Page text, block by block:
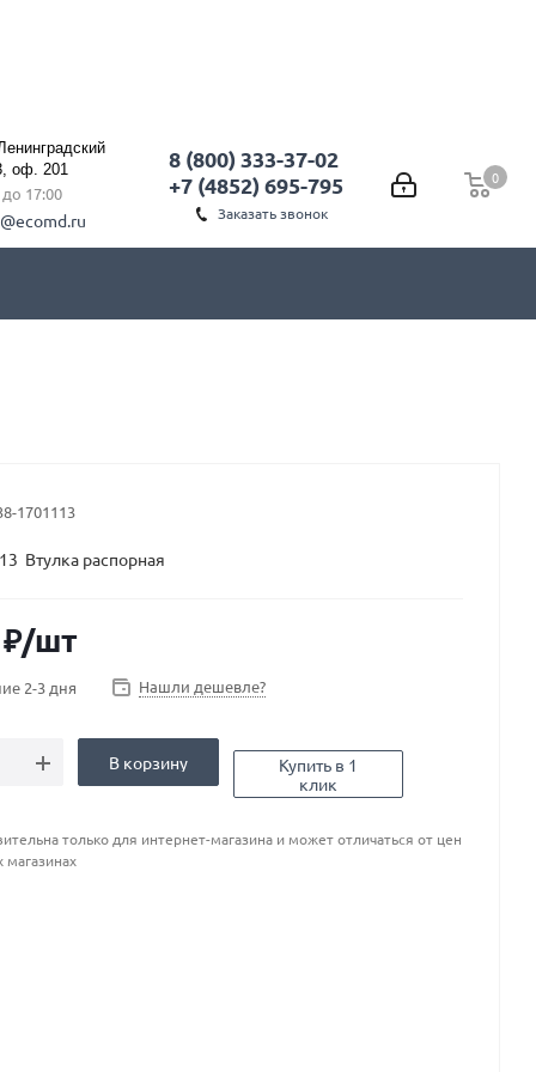
0
0
8 (800) 333-37-02
+7 (4852) 695-795
Заказать звонок
оф. 201
до 17:00
1701113
Втулка распорная
₽/шт
2-3 дня Нашли дешевле?
В корзину
Купить в 1
клик
только для интернет-магазина и может отличаться от цен
магазинах